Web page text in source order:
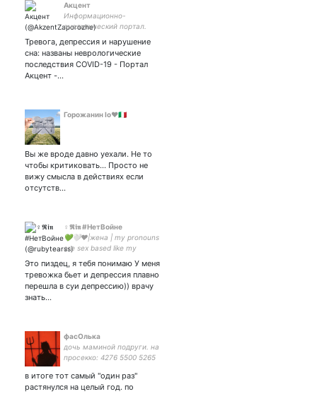
Акцент
Информационно-
аналитический портал.
Тревога, депрессия и нарушение
сна: названы неврологические
последствия COVID-19 - Портал
Акцент -…
Горожанин Io❤️🇮🇹
Вы же вроде давно уехали. Не то
чтобы критиковать... Просто не
вижу смысла в действиях если
отсутств…
♀𝕽𝖎𝖓 #НетВойне
💚🤍❤️|жена | my pronouns
are sex based like my
про-радф(с)ем |
мизогины,гомофобы,трансы,
либтерсек, националисты
Это пиздец, я тебя понимаю У меня
тревожка бьет и депрессия плавно
перешла в суи депрессию)) врачу
знать…
фасОлька
дочь маминой подруги. на
просекко: 4276 5500 5265
рекламе пишите в дм. 🔞
в итоге тот самый "один раз"
растянулся на целый год. по